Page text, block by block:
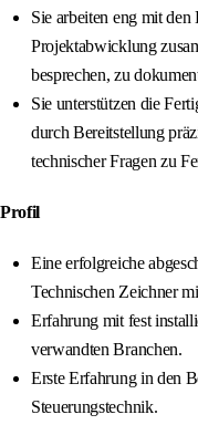
Sie arbeiten eng mit
Projektabwicklung
besprechen, zu
Sie unterstützen die
durch Bereitstellung
technischer Fragen zu
Profil
Eine erfolgreiche
Technischen Zeichner
Erfahrung mit fest
verwandten Branchen.
Erste Erfahrung in den
Steuerungstechnik.